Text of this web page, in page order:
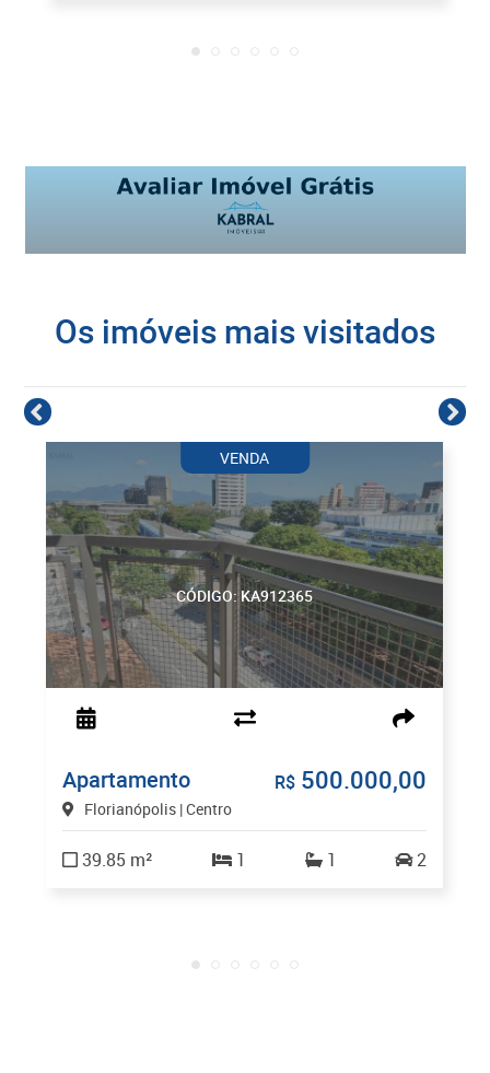
Os imóveis mais visitados
CÓDIGO: KA912365
VENDA
Apartamento
Florianópolis | Centro
R$ 500.000,00
39.85 m² 1 1 2